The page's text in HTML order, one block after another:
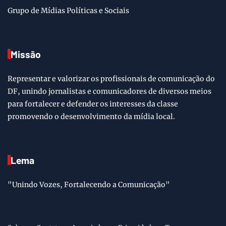
Grupo de Mídias Políticas e Sociais
Missão
Representar e valorizar os profissionais de comunicação do
DF, unindo jornalistas e comunicadores de diversos meios
para fortalecer e defender os interesses da classe
promovendo o desenvolvimento da mídia local.
Lema
"Unindo Vozes, Fortalecendo a Comunicação"